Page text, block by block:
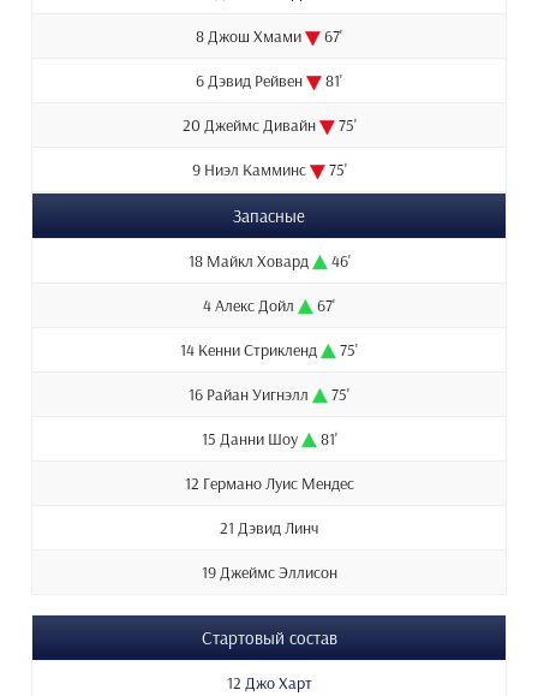
8 Джош Хмами 67'
6 Дэвид Рейвен 81'
20 Джеймс Дивайн 75'
9 Ниэл Камминс 75'
Запасные
18 Майкл Ховард 46'
4 Алекс Дойл 67'
14 Кенни Стрикленд 75'
16 Райан Уигнэлл 75'
15 Данни Шоу 81'
12 Германо Луис Мендес
21 Дэвид Линч
19 Джеймс Эллисон
Стартовый состав
12 Джо Харт